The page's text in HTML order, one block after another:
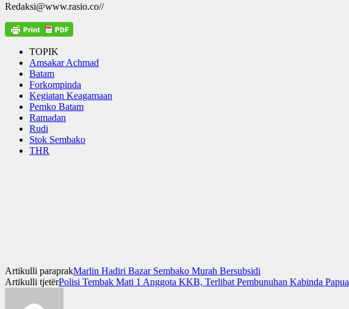
Redaksi@www.rasio.co//
TOPIK
Amsakar Achmad
Batam
Forkompinda
Kegiatan Keagamaan
Pemko Batam
Ramadan
Rudi
Stok Sembako
THR
Artikulli paraprakMarlin Hadiri Bazar Sembako Murah Bersubsidi
Artikulli tjetërPolisi Tembak Mati 1 Anggota KKB, Terlibat Pembunuhan Kabinda Papua